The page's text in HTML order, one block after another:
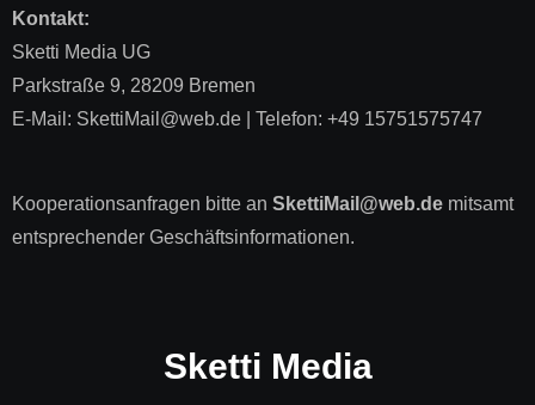
Kontakt:
Sketti Media UG
Parkstraße 9, 28209 Bremen
E-Mail: SkettiMail@web.de | Telefon: +49 15751575747
Kooperationsanfragen bitte an SkettiMail@web.demitsamt
entsprechender Geschäftsinformationen.
Sketti Media